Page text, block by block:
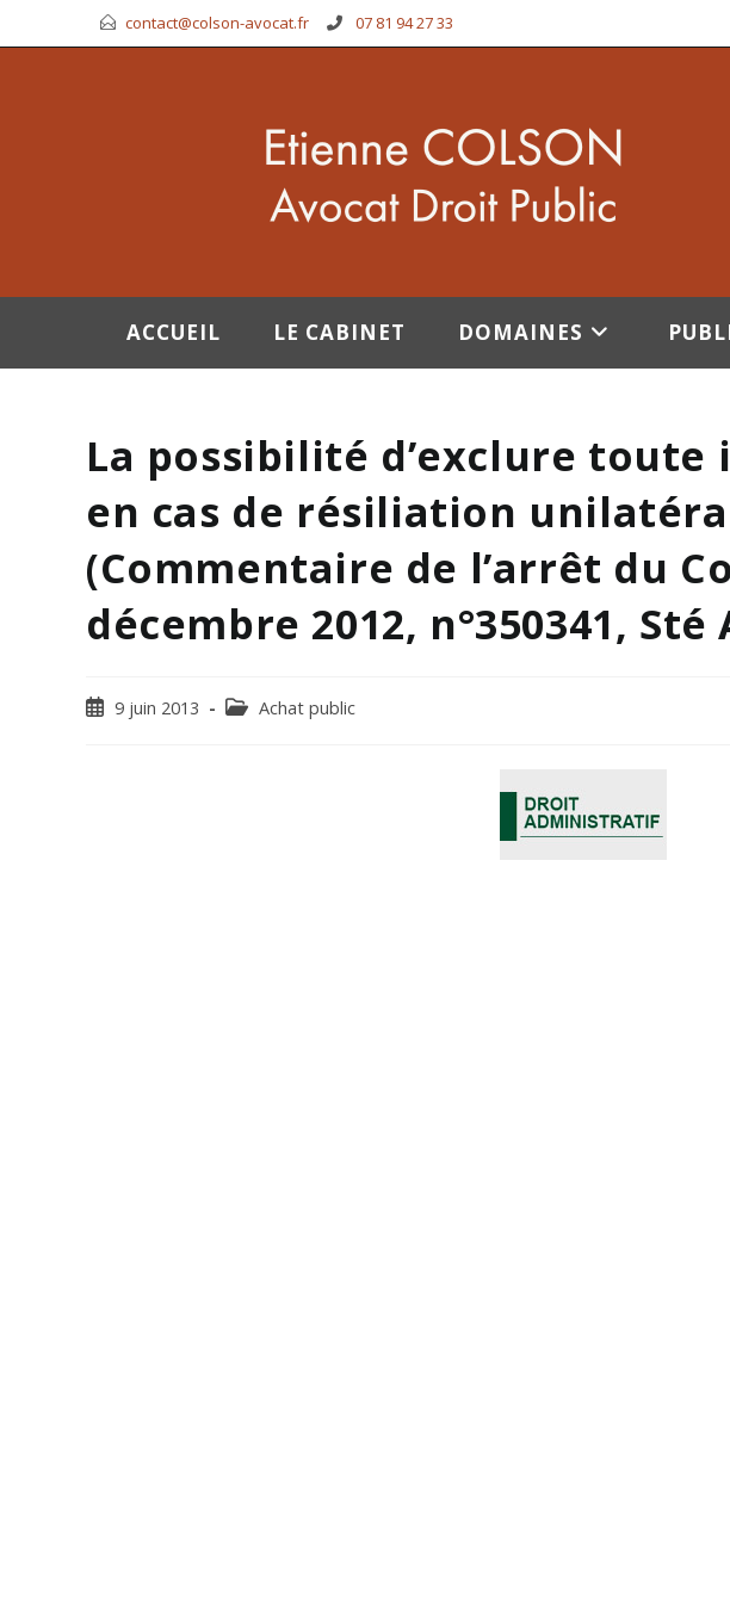
contact@colson-avocat.fr 07 81 94 27 33
ACCUEIL LE CABINET DOMAINES
La possibilité d’exclure
en cas de résiliation
(Commentaire de l’arrêt du
décembre 2012, n°350341, Sté
9 juin 2013 Achat public